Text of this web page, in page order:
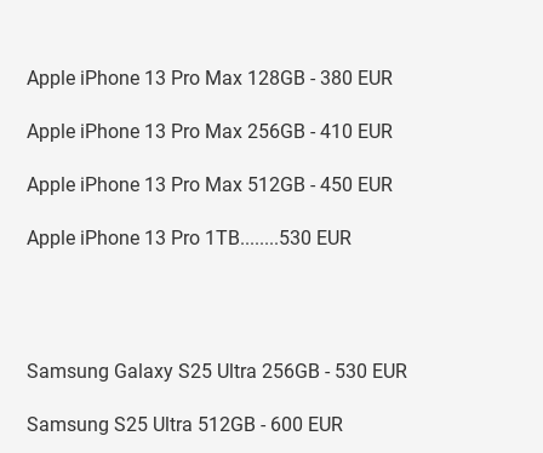
Apple iPhone 13 Pro Max 128GB - 380 EUR
Apple iPhone 13 Pro Max 256GB - 410 EUR
Apple iPhone 13 Pro Max 512GB - 450 EUR
Apple iPhone 13 Pro 1TB........530 EUR
Samsung Galaxy S25 Ultra 256GB - 530 EUR
Samsung S25 Ultra 512GB - 600 EUR